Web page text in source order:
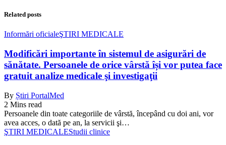
Related posts
Informări oficialeŞTIRI MEDICALE
Modificări importante în sistemul de asigurări de
sănătate. Persoanele de orice vârstă își vor putea face
gratuit analize medicale şi investigaţii
By Știri PortalMed
2 Mins read
Persoanele din toate categoriile de vârstă, începând cu doi ani, vor
avea acces, o dată pe an, la servicii şi…
ŞTIRI MEDICALEStudii clinice